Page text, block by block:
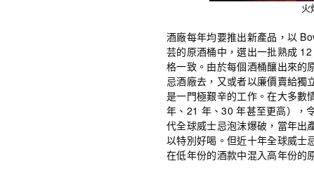
火
酒廠每年均要推出新產品，以
芸的原酒桶中，選出一批熟成
格一致。由於每個酒桶釀出來的
忌酒廠去，又或者以廉價賣給獨
是一門極艱辛的工作。在大多數
年、21 年、30 年甚至更高），
代全球威士忌泡沫爆破，當年出
以特別好喝。但近十年全球威士
在低年份的酒款中混入高年份的